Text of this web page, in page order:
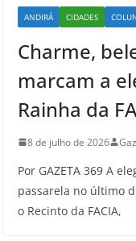
ANDIRÁ CIDADES
Charme,
marcam a
Rainha da
8 de julho de 2026
Por GAZETA 369 A
passarela no último
o Recinto da FACIA,